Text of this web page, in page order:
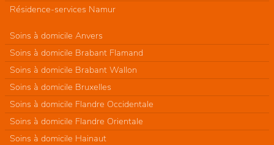
Résidence-services Namur
Soins à domicile Anvers
Soins à domicile Brabant Flamand
Soins à domicile Brabant Wallon
Soins à domicile Bruxelles
Soins à domicile Flandre Occidentale
Soins à domicile Flandre Orientale
Soins à domicile Hainaut